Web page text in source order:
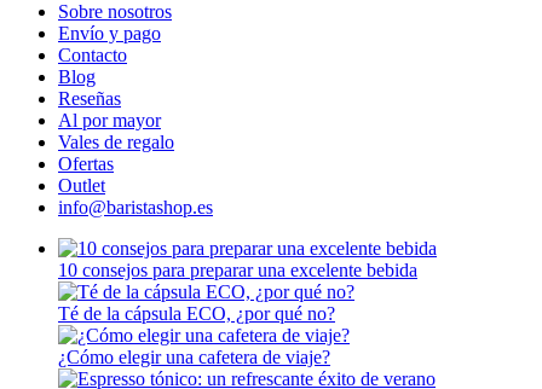
Sobre nosotros
Envío y pago
Contacto
Blog
Reseñas
Al por mayor
Vales de regalo
Ofertas
Outlet
info@baristashop.es
10 consejos para preparar una excelente bebida
Té de la cápsula ECO, ¿por qué no?
¿Cómo elegir una cafetera de viaje?